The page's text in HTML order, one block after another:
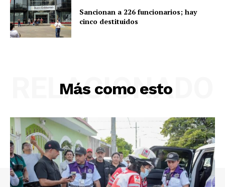
Sancionan a 226 funcionarios; hay
cinco destituidos
Más como esto
RELACIONADO